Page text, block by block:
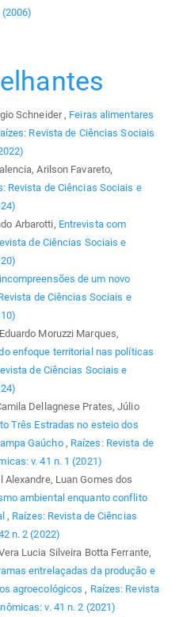
(2006)
Schneider , Feiras alimentares
Revista de Ciências Sociais
Arilson Favareto,
Revista de Ciências Sociais e
Arbarotti, Entrevista com
de Ciências Sociais e
de um novo
de Ciências Sociais e
Moruzzi Marques,
enfoque territorial nas políticas
de Ciências Sociais e
Dellagnese Prates, Júlio
Três Estradas no esteio dos
Gaúcho , Raízes: Revista de
v. 41 n. 1 (2021)
Alexandre, Luan Gomes dos
ambiental enquanto conflito
, Raízes: Revista de Ciências
n. 2 (2022)
Lucia Silveira Botta Ferrante,
entrelaçadas da produção e
agroecológicos , Raízes: Revista
v. 41 n. 2 (2021)